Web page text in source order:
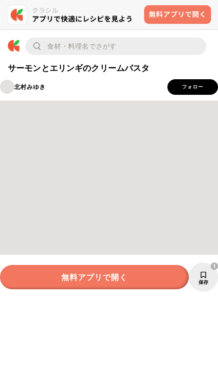
サーモンとエリンギのクリームパスタ
北村みゆき フォロー
無料アプリで開く 保存
1